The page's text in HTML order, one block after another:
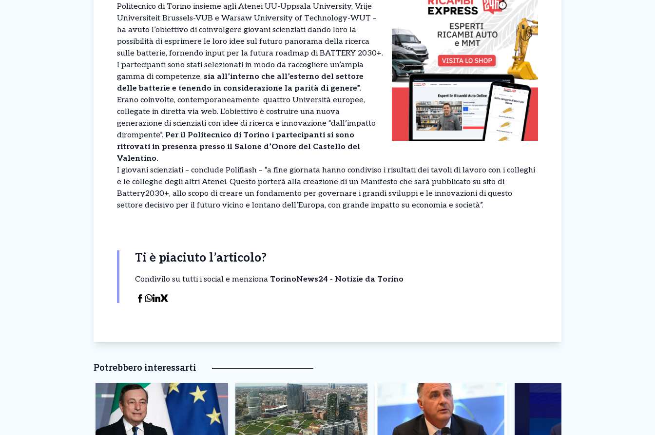
Politecnico di Torino insieme agli Atenei UU-Uppsala University, Vrije
Universiteit Brussels-VUB e Warsaw University of Technology-WUT –
ha avuto l’obiettivo di coinvolgere giovani scienziati dando loro la
possibilità di esprimere le loro idee sul futuro panorama della ricerca
sulle batterie, fornendo input per la futura roadmap di BATTERY 2030+.
I partecipanti sono stati selezionati in modo da raccogliere un’ampia
gamma di competenze, sia all’interno che all’esterno del settore
delle batterie e tenendo in considerazione la parità di genere”.
Erano coinvolte, contemporaneamente quattro Università europee,
collegate in diretta via web. L’obiettivo è costruire una nuova
generazione di scienziati con idee di ricerca e innovazione “dall’impatto
dirompente”. Per il Politecnico di Torino i partecipanti si sono
ritrovati in presenza presso il Salone d’Onore del Castello del
Valentino.
I giovani scienziati – conclude Poliflash – “a fine giornata hanno condiviso i risultati dei tavoli di lavoro con i colleghi
e le colleghe degli altri Atenei. Questo porterà alla creazione di un Manifesto che sarà pubblicato su sito di
Battery2030+, allo scopo di creare un fondamento per governare i grandi sviluppi e le innovazioni di questo
settore decisivo per il futuro vicino e lontano dell’Europa, con grande impatto su economia e società”.
Ti è piaciuto l’articolo?
Condivilo su tutti i social e menziona TorinoNews24 - Notizie da Torino
Potrebbero interessarti